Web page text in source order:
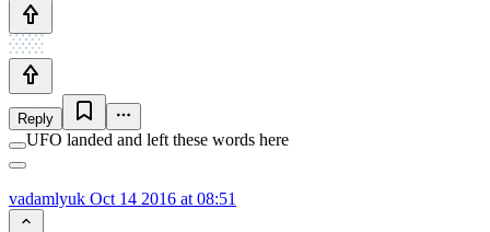
Reply
UFO landed and left these words here
vadamlyuk Oct 14 2016 at 08:51